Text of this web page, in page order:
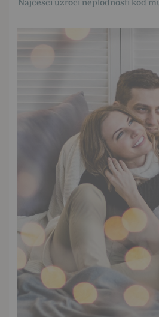
Najčešći uzroci neplodnosti kod